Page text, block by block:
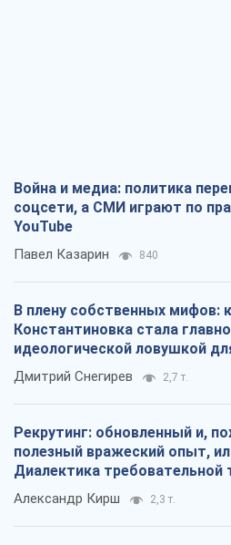
Война и медиа: политика
соцсети, а СМИ играют по
YouTube
Павел Казарин 840
В плену собственных мифов:
Константиновка стала
идеологической ловушкой
российских оккупантов
Дмитрий Снегирев 2,7 т.
Рекрутинг: обновленный и,
полезный вражеский опыт,
Диалектика требовательной
Александр Кирш 2,3 т.